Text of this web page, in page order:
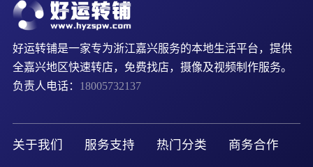
好运转铺是一家专为浙江嘉兴服务的本地生活平台，提供
全嘉兴地区快速转店，免费找店，摄像及视频制作服务。
负责人电话： 18005732137
关于我们 服务支持 热门分类 商务合作